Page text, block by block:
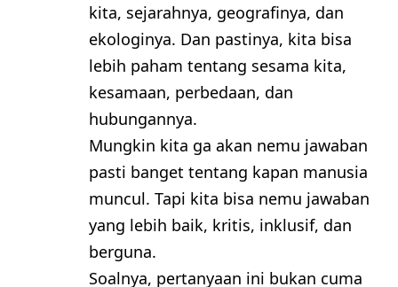
kita, sejarahnya, geografinya, dan
ekologinya. Dan pastinya, kita bisa
lebih paham tentang sesama kita,
kesamaan, perbedaan, dan
hubungannya.
Mungkin kita ga akan nemu jawaban
pasti banget tentang kapan manusia
muncul. Tapi kita bisa nemu jawaban
yang lebih baik, kritis, inklusif, dan
berguna.
Soalnya, pertanyaan ini bukan cuma